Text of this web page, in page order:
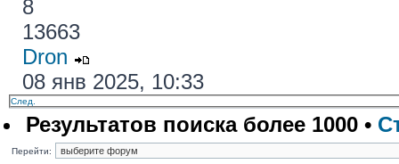
8
13663
Dron
08 янв 2025, 10:33
След.
Результатов поиска более 1000 •
Перейти: